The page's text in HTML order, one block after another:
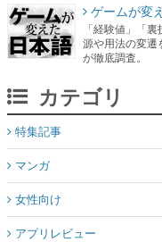
ゲームが変
「経験値」「
源や用法の変遷
が徹底調査。
カテゴリ
特集記事
マンガ
女性向け
アプリレビュー